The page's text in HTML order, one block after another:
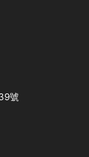
號